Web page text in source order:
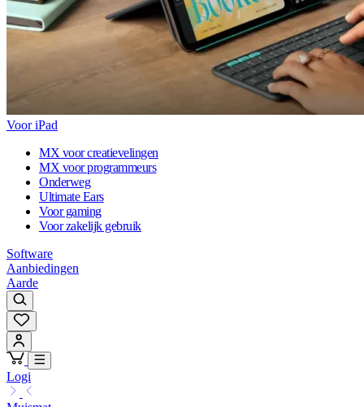
Voor iPad
MX voor creatievelingen
MX voor programmeurs
Onderweg
Ultimate Ears
Voor gaming
Voor zakelijk gebruik
Software
Aanbiedingen
Aarde
Logi